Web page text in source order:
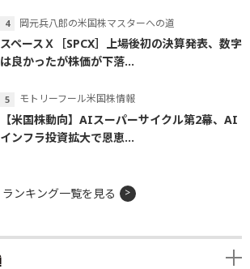
岡元兵八郎の米国株マスターへの道
スペースＸ［SPCX］上場後初の決算発表、数字
は良かったが株価が下落...
モトリーフール米国株情報
【米国株動向】AIスーパーサイクル第2幕、AI
インフラ投資拡大で恩恵...
ランキング一覧を見る